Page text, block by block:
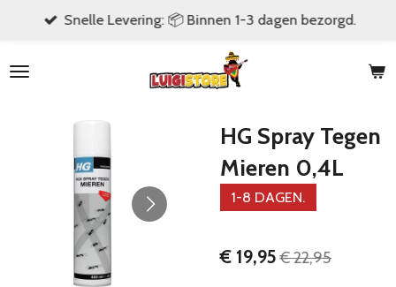
naar
hoofdinhoud
Snelle Levering: 📦 Binnen 1-3 dagen bezorgd.
HG Spray Tegen
Mieren 0,4L
1-8 DAGEN.
€ 19,95 € 22,95